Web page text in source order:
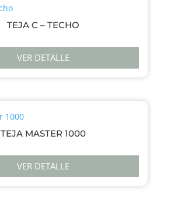
TEJA C – TECHO
VER DETALLE
TEJA MASTER 1000
VER DETALLE